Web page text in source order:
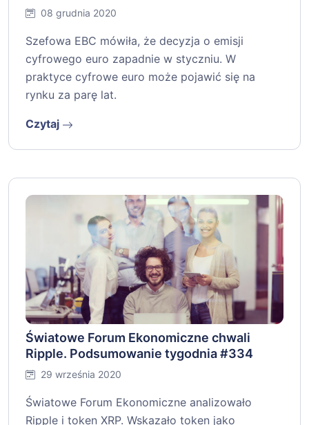
08 grudnia 2020
Szefowa EBC mówiła, że decyzja o emisji
cyfrowego euro zapadnie w styczniu. W
praktyce cyfrowe euro może pojawić się na
rynku za parę lat.
Czytaj
Światowe Forum Ekonomiczne chwali
Ripple. Podsumowanie tygodnia #334
29 września 2020
Światowe Forum Ekonomiczne analizowało
Ripple i token XRP. Wskazało token jako